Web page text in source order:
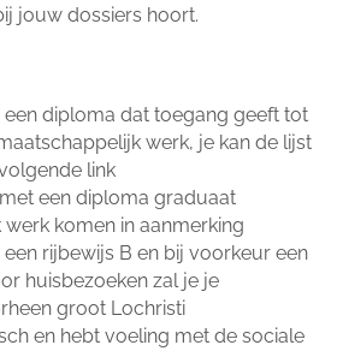
jouw dossiers hoort.
diploma dat toegang geeft tot
werk, je kan de lijst
link
een diploma graduaat
komen in aanmerking
rijbewijs B en bij voorkeur een
huisbezoeken zal je je
groot Lochristi
en hebt voeling met de sociale